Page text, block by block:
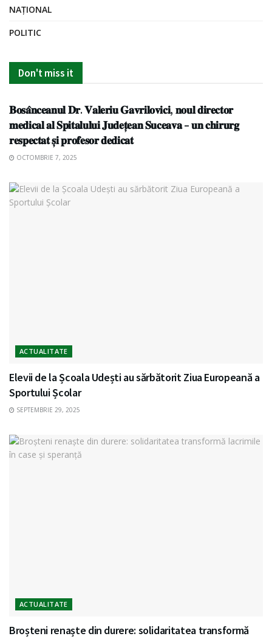
NAȚIONAL
POLITIC
Don't miss it
ACTUALITATE
𝐁𝐨𝐬𝐚̂𝐧𝐜𝐞𝐚𝐧𝐮𝐥 𝐃𝐫. 𝐕𝐚𝐥𝐞𝐫𝐢𝐮 𝐆𝐚𝐯𝐫𝐢𝐥𝐨𝐯𝐢𝐜𝐢, 𝐧𝐨𝐮𝐥 𝐝𝐢𝐫𝐞𝐜𝐭𝐨𝐫
𝐦𝐞𝐝𝐢𝐜𝐚𝐥 𝐚𝐥 𝐒𝐩𝐢𝐭𝐚𝐥𝐮𝐥𝐮𝐢 𝐉𝐮𝐝𝐞𝐭̦𝐞𝐚𝐧 𝐒𝐮𝐜𝐞𝐚𝐯𝐚 – 𝐮𝐧 𝐜𝐡𝐢𝐫𝐮𝐫𝐠
𝐫𝐞𝐬𝐩𝐞𝐜𝐭𝐚𝐭 𝐬̦𝐢 𝐩𝐫𝐨𝐟𝐞𝐬𝐨𝐫 𝐝𝐞𝐝𝐢𝐜𝐚𝐭
OCTOMBRIE 7, 2025
ACTUALITATE
Elevii de la Școala Udești au sărbătorit Ziua Europeană a
Sportului Școlar
SEPTEMBRIE 29, 2025
ACTUALITATE
Broșteni renaște din durere: solidaritatea transformă